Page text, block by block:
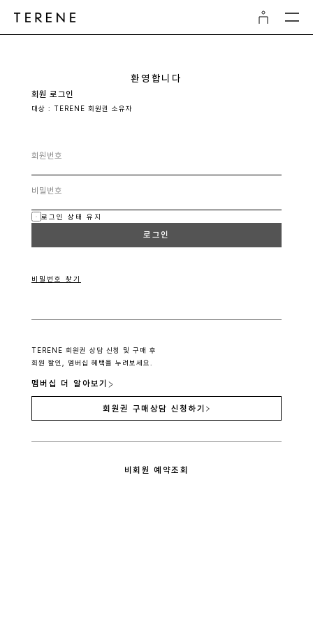
환영합니다
회원 로그인
대상 : TERENE 회원권 소유자
로그인 상태 유지
로그인
비밀번호 찾기
TERENE 회원권 상담 신청 및 구매 후
회원 할인, 멤버십 혜택을 누려보세요.
멤버십 더 알아보기
회원권 구매상담 신청하기
비회원 예약조회